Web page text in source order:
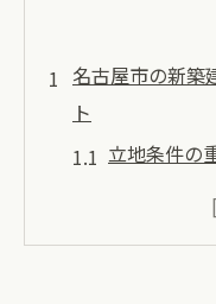
名古屋市の新築
ト
立地条件の
周辺環境の